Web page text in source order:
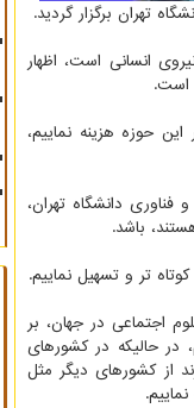
تهران برگزار گردید.
انسانی است، اظهار
است.
حوزه هزینه نماییم،
دانشگاه تهران،
باشد.
تر و تسهیل نماییم.
اجتماعی در جهان، بر
در حالیکه در کشورهای
از کشورهای دیگر مثل